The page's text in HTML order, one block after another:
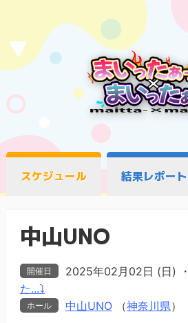
スケジュール 結果レポート
中山UNO
開催日 2025年02月02日 (日) ・
た...⤵
ホール 中山UNO（神奈川県）